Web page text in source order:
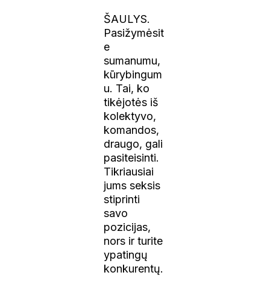
ŠAULYS.
Pasižymėsit
e
sumanumu,
kūrybingum
u. Tai, ko
tikėjotės iš
kolektyvo,
komandos,
draugo, gali
pasiteisinti.
Tikriausiai
jums seksis
stiprinti
savo
pozicijas,
nors ir turite
ypatingų
konkurentų.